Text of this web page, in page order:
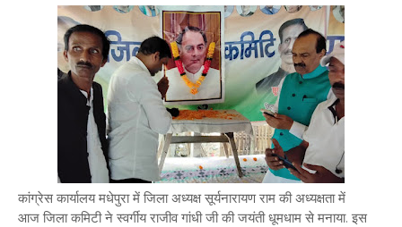
कांग्रेस कार्यालय मधेपुरा में जिला अध्यक्ष सूर्यनारायण राम की अध्यक्षता में
आज जिला कमिटी ने स्वर्गीय राजीव गांधी जी की जयंती धूमधाम से मनाया. इस